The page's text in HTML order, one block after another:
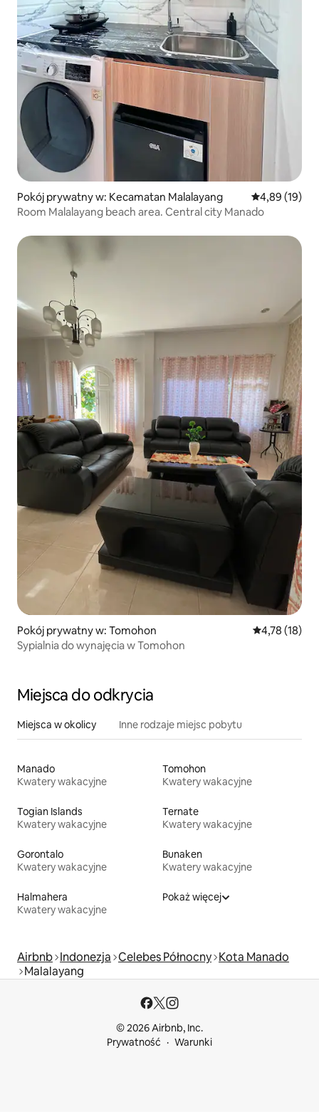
Pokój prywatny w: Kecamatan Malalayang Średnia
4,89 (19)
Room Malalayang beach area. Central city Manado
Pokój prywatny w: Tomohon Średnia
4,78 (18)
Sypialnia do wynajęcia w Tomohon
Miejsca do odkrycia
Miejsca w okolicy Inne rodzaje miejsc pobytu
Manado
Kwatery wakacyjne
Tomohon
Kwatery wakacyjne
Togian Islands
Kwatery wakacyjne
Ternate
Kwatery wakacyjne
Gorontalo
Kwatery wakacyjne
Bunaken
Kwatery wakacyjne
Halmahera
Kwatery wakacyjne
Pokaż więcej
Airbnb Indonezja Celebes Północny Kota Manado
Malalayang
© 2026 Airbnb, Inc.
Prywatność
Warunki